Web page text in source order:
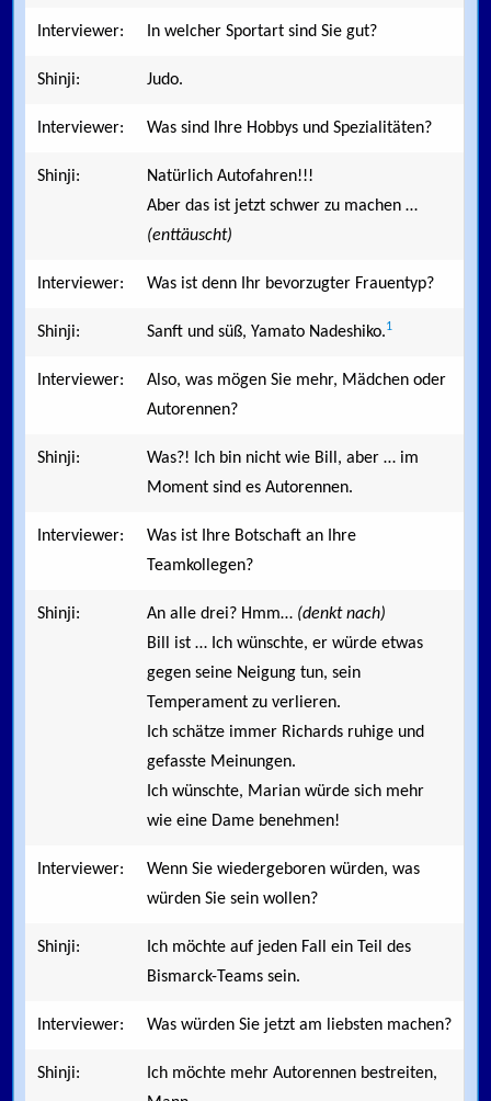
Interviewer: In welcher Sportart sind Sie gut?
Shinji: Judo.
Interviewer: Was sind Ihre Hobbys und Spezialitäten?
Shinji:
Natürlich Autofahren!!!
Aber das ist jetzt schwer zu machen …
(enttäuscht)
Interviewer: Was ist denn Ihr bevorzugter Frauentyp?
Shinji: Sanft und süß, Yamato Nadeshiko.1
Interviewer:
Also, was mögen Sie mehr, Mädchen oder
Autorennen?
Shinji:
Was?! Ich bin nicht wie Bill, aber … im
Moment sind es Autorennen.
Interviewer:
Was ist Ihre Botschaft an Ihre
Teamkollegen?
Shinji: An alle drei? Hmm… (denkt nach)
Bill ist … Ich wünschte, er würde etwas
gegen seine Neigung tun, sein
Temperament zu verlieren.
Ich schätze immer Richards ruhige und
gefasste Meinungen.
Ich wünschte, Marian würde sich mehr
wie eine Dame benehmen!
Interviewer:
Wenn Sie wiedergeboren würden, was
würden Sie sein wollen?
Shinji:
Ich möchte auf jeden Fall ein Teil des
Bismarck-Teams sein.
Interviewer: Was würden Sie jetzt am liebsten machen?
Shinji:
Ich möchte mehr Autorennen bestreiten,